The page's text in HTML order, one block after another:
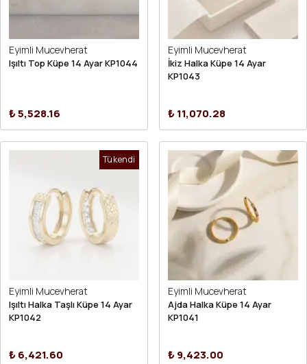
Eyimli Mucevherat
Işıltı Top Küpe 14 Ayar KP1044
₺ 5,528.16
Eyimli Mucevherat
İkiz Halka Küpe 14 Ayar
KP1043
₺ 11,070.28
Tükendi
Eyimli Mucevherat
Işıltı Halka Taşlı Küpe 14 Ayar
KP1042
₺ 6,421.60
Eyimli Mucevherat
Ajda Halka Küpe 14 Ayar
KP1041
₺ 9,423.00